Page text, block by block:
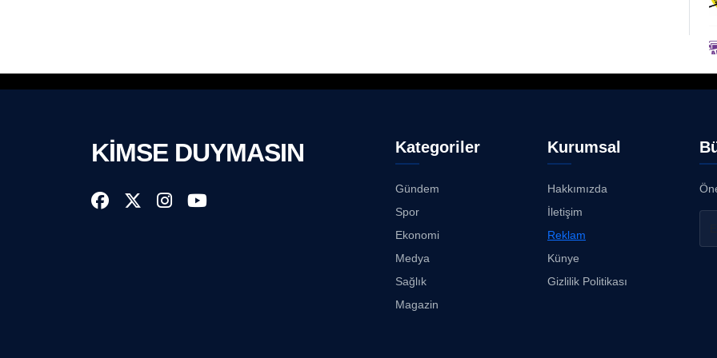
KİMSE DUYMASIN Kategoriler
Gündem
Spor
Ekonomi
Medya
Sağlık
Magazin
Kurumsal
Hakkımızda
İletişim
Reklam
Künye
Gizlilik Politikası